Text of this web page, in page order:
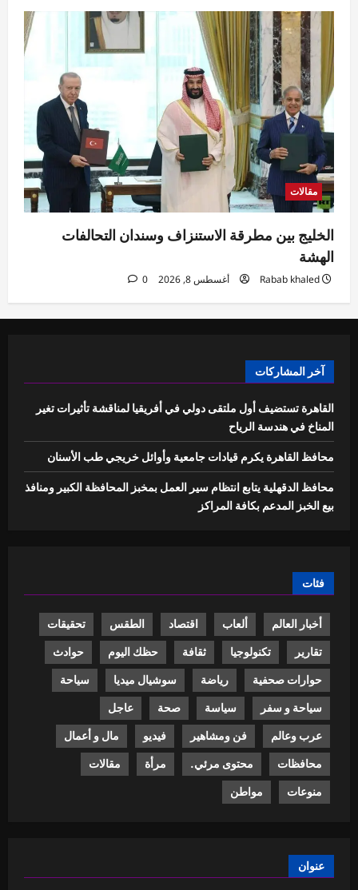
مقالات
الخليج بين مطرقة الاستنزاف وسندان التحالفات
الهشة
Rabab khaled أغسطس 8, 2026 0
آخر المشاركات
القاهرة تستضيف أول ملتقى دولي في أفريقيا لمناقشة تأثيرات تغير
المناخ في هندسة الرياح
محافظ القاهرة يكرم قيادات جامعية وأوائل خريجي طب الأسنان
محافظ الدقهلية يتابع انتظام سير العمل بمخبز المحافظة الكبير ومنافذ
بيع الخبز المدعم بكافة المراكز
فئات
أخبار العالم ألعاب اقتصاد الطقس تحقيقات
تقارير تكنولوجيا ثقافة حظك اليوم حوادث
حوارات صحفية رياضة سوشيال ميديا سياحة
سياحة و سفر سياسة صحة عاجل
عرب وعالم فن ومشاهير فيديو مال و أعمال
محافظات محتوى مرئي. مرأة مقالات
منوعات مواطن
عنوان